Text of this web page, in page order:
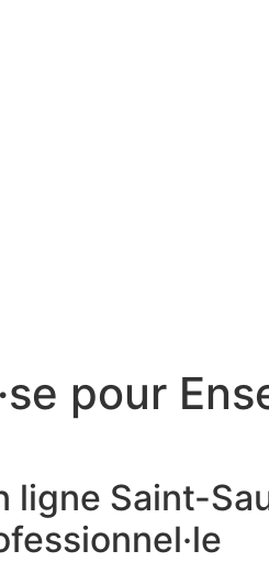
pour
ligne Saint-